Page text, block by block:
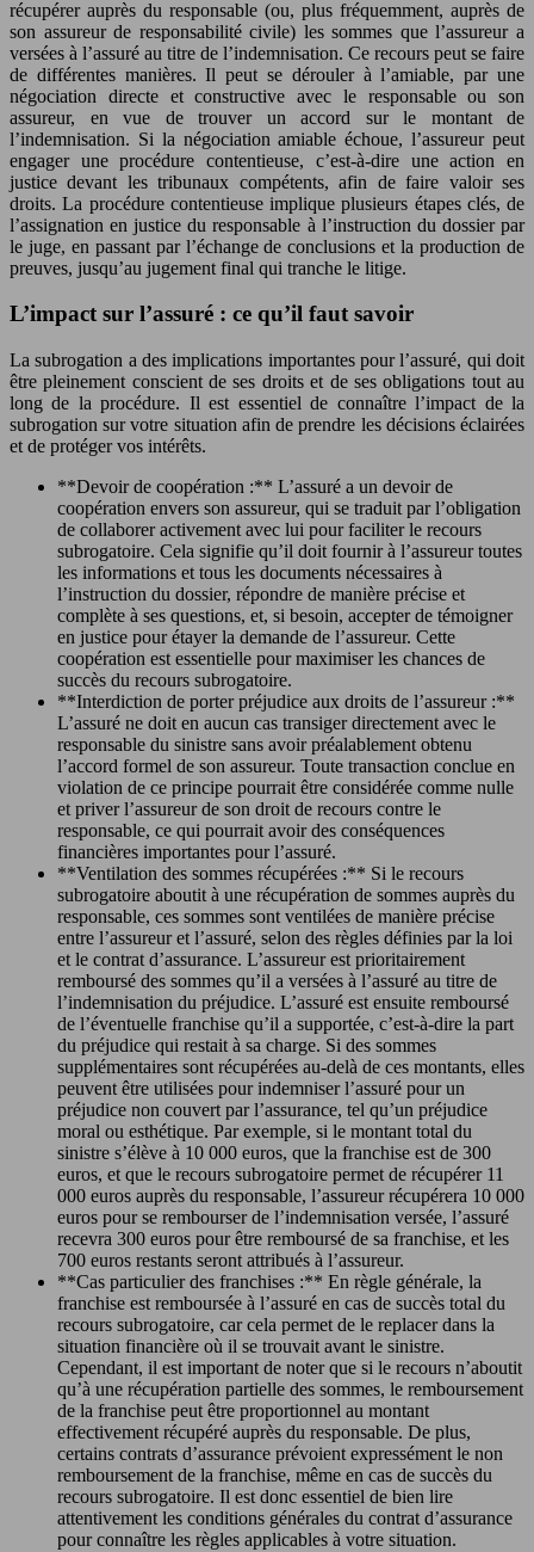
récupérer auprès du responsable (ou, plus fréquemment, auprès de
son assureur de responsabilité civile) les sommes que l’assureur a
versées à l’assuré au titre de l’indemnisation. Ce recours peut se faire
de différentes manières. Il peut se dérouler à l’amiable, par une
négociation directe et constructive avec le responsable ou son
assureur, en vue de trouver un accord sur le montant de
l’indemnisation. Si la négociation amiable échoue, l’assureur peut
engager une procédure contentieuse, c’est-à-dire une action en
justice devant les tribunaux compétents, afin de faire valoir ses
droits. La procédure contentieuse implique plusieurs étapes clés, de
l’assignation en justice du responsable à l’instruction du dossier par
le juge, en passant par l’échange de conclusions et la production de
preuves, jusqu’au jugement final qui tranche le litige.
L’impact sur l’assuré : ce qu’il faut savoir
La subrogation a des implications importantes pour l’assuré, qui doit
être pleinement conscient de ses droits et de ses obligations tout au
long de la procédure. Il est essentiel de connaître l’impact de la
subrogation sur votre situation afin de prendre les décisions éclairées
et de protéger vos intérêts.
**Devoir de coopération :** L’assuré a un devoir de
coopération envers son assureur, qui se traduit par l’obligation
de collaborer activement avec lui pour faciliter le recours
subrogatoire. Cela signifie qu’il doit fournir à l’assureur toutes
les informations et tous les documents nécessaires à
l’instruction du dossier, répondre de manière précise et
complète à ses questions, et, si besoin, accepter de témoigner
en justice pour étayer la demande de l’assureur. Cette
coopération est essentielle pour maximiser les chances de
succès du recours subrogatoire.
**Interdiction de porter préjudice aux droits de l’assureur :**
L’assuré ne doit en aucun cas transiger directement avec le
responsable du sinistre sans avoir préalablement obtenu
l’accord formel de son assureur. Toute transaction conclue en
violation de ce principe pourrait être considérée comme nulle
et priver l’assureur de son droit de recours contre le
responsable, ce qui pourrait avoir des conséquences
financières importantes pour l’assuré.
**Ventilation des sommes récupérées :** Si le recours
subrogatoire aboutit à une récupération de sommes auprès du
responsable, ces sommes sont ventilées de manière précise
entre l’assureur et l’assuré, selon des règles définies par la loi
et le contrat d’assurance. L’assureur est prioritairement
remboursé des sommes qu’il a versées à l’assuré au titre de
l’indemnisation du préjudice. L’assuré est ensuite remboursé
de l’éventuelle franchise qu’il a supportée, c’est-à-dire la part
du préjudice qui restait à sa charge. Si des sommes
supplémentaires sont récupérées au-delà de ces montants, elles
peuvent être utilisées pour indemniser l’assuré pour un
préjudice non couvert par l’assurance, tel qu’un préjudice
moral ou esthétique. Par exemple, si le montant total du
sinistre s’élève à 10 000 euros, que la franchise est de 300
euros, et que le recours subrogatoire permet de récupérer 11
000 euros auprès du responsable, l’assureur récupérera 10 000
euros pour se rembourser de l’indemnisation versée, l’assuré
recevra 300 euros pour être remboursé de sa franchise, et les
700 euros restants seront attribués à l’assureur.
**Cas particulier des franchises :** En règle générale, la
franchise est remboursée à l’assuré en cas de succès total du
recours subrogatoire, car cela permet de le replacer dans la
situation financière où il se trouvait avant le sinistre.
Cependant, il est important de noter que si le recours n’aboutit
qu’à une récupération partielle des sommes, le remboursement
de la franchise peut être proportionnel au montant
effectivement récupéré auprès du responsable. De plus,
certains contrats d’assurance prévoient expressément le non
remboursement de la franchise, même en cas de succès du
recours subrogatoire. Il est donc essentiel de bien lire
attentivement les conditions générales du contrat d’assurance
pour connaître les règles applicables à votre situation.